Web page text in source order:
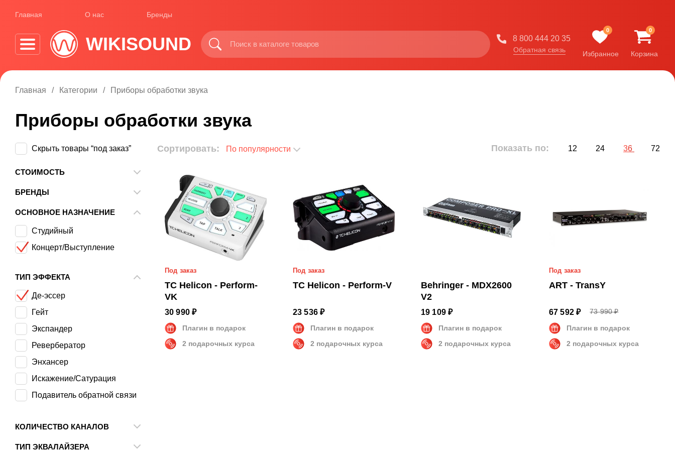
Главная О нас Бренды
WIKISOUND 8 800 444 20 35
Обратная связь
0
Избранное
0
Корзина
Главная Категории Приборы обработки звука
Приборы обработки звука
Скрыть товары “под заказ”
СТОИМОСТЬ
БРЕНДЫ
ОСНОВНОЕ НАЗНАЧЕНИЕ
Студийный
Концерт/Выступление
ТИП ЭФФЕКТА
Эквалайзер
Лимитер
Де-эссер
Гейт
Экспандер
Ревербератор
Энхансер
Искажение/Сатурация
Подавитель обратной связи
Питч-корректор
Унисон
КОЛИЧЕСТВО КАНАЛОВ
ТИП ЭКВАЛАЙЗЕРА
Сортировать: По популярности Показать по: 12 24 36 72
Под заказ
TC Helicon - Perform-
VK
30 990 ₽
Плагин в подарок
2 подарочных курса
Под заказ
TC Helicon - Perform-V
23 536 ₽
Плагин в подарок
2 подарочных курса
Behringer - MDX2600
V2
19 109 ₽
Плагин в подарок
2 подарочных курса
Под заказ
ART - TransY
67 592 ₽ 73 990 ₽
Плагин в подарок
2 подарочных курса